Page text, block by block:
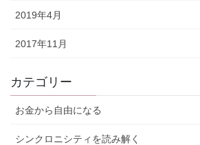
2019年4月
2017年11月
カテゴリー
お金から自由になる
シンクロニシティを読み解く